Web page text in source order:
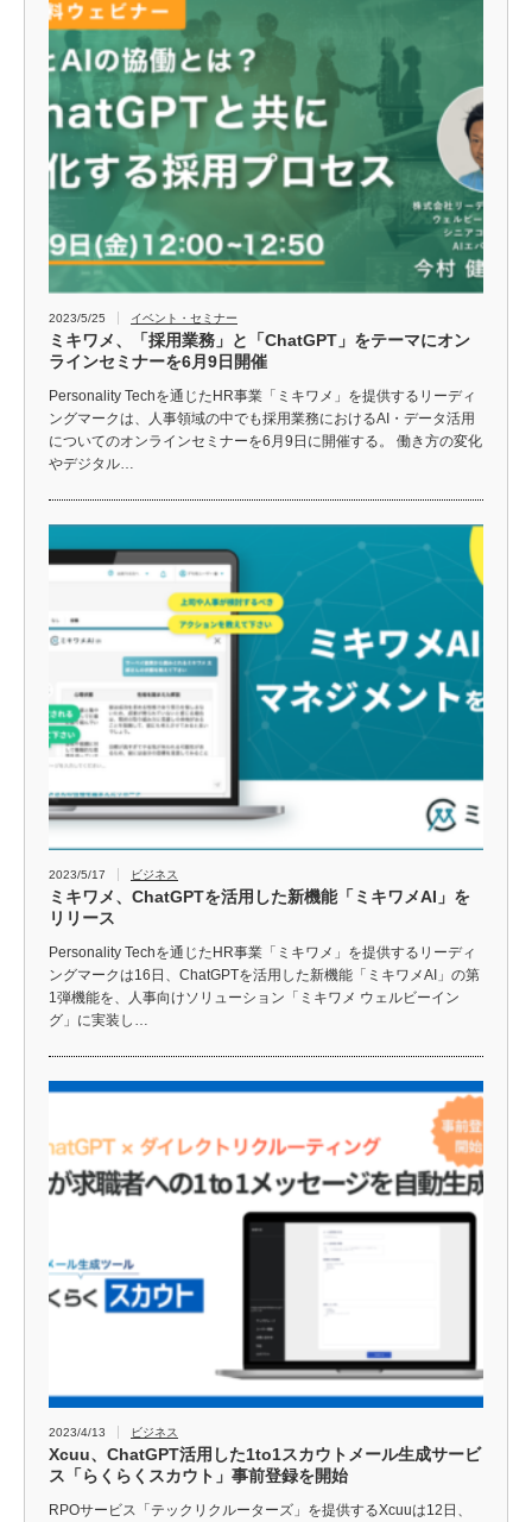
2023/5/25 イベント・セミナー
ミキワメ、「採用業務」と「ChatGPT」をテーマにオン
ラインセミナーを6月9日開催
Personality Techを通じたHR事業「ミキワメ」を提供するリーディ
ングマークは、人事領域の中でも採用業務におけるAI・データ活用
についてのオンラインセミナーを6月9日に開催する。 働き方の変化
やデジタル…
2023/5/17 ビジネス
ミキワメ、ChatGPTを活用した新機能「ミキワメAI」を
リリース
Personality Techを通じたHR事業「ミキワメ」を提供するリーディ
ングマークは16日、ChatGPTを活用した新機能「ミキワメAI」の第
1弾機能を、人事向けソリューション「ミキワメ ウェルビーイン
グ」に実装し…
2023/4/13 ビジネス
Xcuu、ChatGPT活用した1to1スカウトメール生成サービ
ス「らくらくスカウト」事前登録を開始
RPOサービス「テックリクルーターズ」を提供するXcuuは12日、